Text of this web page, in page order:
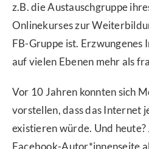
z.B. die Austauschgruppe
Onlinekurses zur
FB-Gruppe ist. Erzwungenes
auf vielen Ebenen mehr als
Vor 10 Jahren konnten sich
vorstellen, dass das Internet
existieren würde. Und